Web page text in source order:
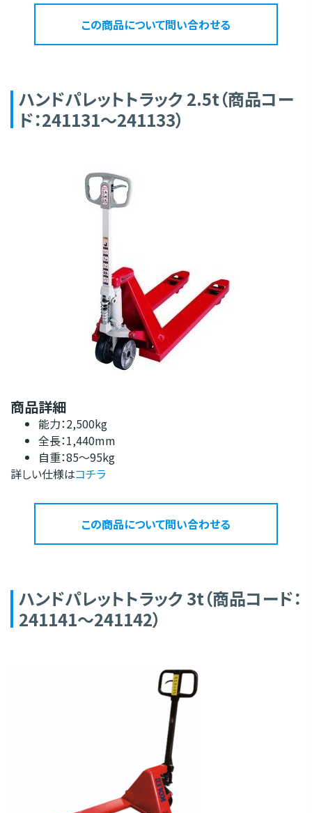
この商品について問い合わせる
ハンドパレットトラック 2.5t（商品コー
ド：241131～241133）
商品詳細
能力：2,500kg
全長：1,440mm
自重：85～95kg
詳しい仕様はコチラ
この商品について問い合わせる
ハンドパレットトラック 3t（商品コード：
241141～241142）